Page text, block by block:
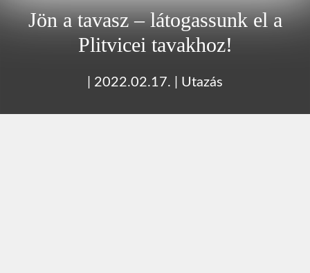
Jön a tavasz – látogassunk el a
Plitvicei tavakhoz!
2022.02.17. Utazás